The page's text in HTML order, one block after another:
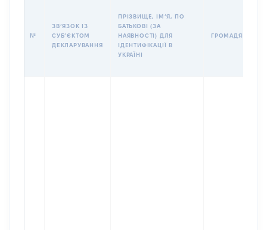
№
ЗВʼЯЗОК ІЗ
СУБʼЄКТОМ
ДЕКЛАРУВАННЯ
ПРІЗВИЩЕ, ІМʼЯ, ПО
БАТЬКОВІ (ЗА
НАЯВНОСТІ) ДЛЯ
ІДЕНТИФІКАЦІЇ В
УКРАЇНІ
ГРОМАДЯНСТВО